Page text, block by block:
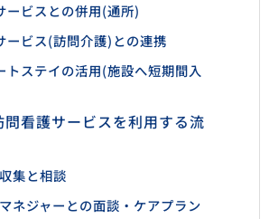
ービスとの併用(通所)
ービス(訪問介護)との連携
トステイの活用(施設へ短期間入
問看護サービスを利用する流
集と相談
ネジャーとの面談・ケアプラン